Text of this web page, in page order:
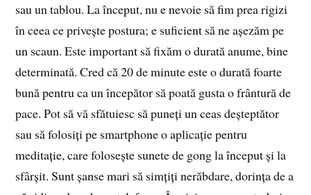
sau un tablou. La început, nu e nevoie să fim prea rigizi
în ceea ce privește postura; e suficient să ne așezăm pe
un scaun. Este important să fixăm o durată anume, bine
determinată. Cred că 20 de minute este o durată foarte
bună pentru ca un începător să poată gusta o frântură de
pace. Pot să vă sfătuiesc să puneți un ceas deșteptător
sau să folosiți pe smartphone o aplicație pentru
meditație, care folosește sunete de gong la început și la
sfârșit. Sunt șanse mari să simțiți nerăbdare, dorința de a